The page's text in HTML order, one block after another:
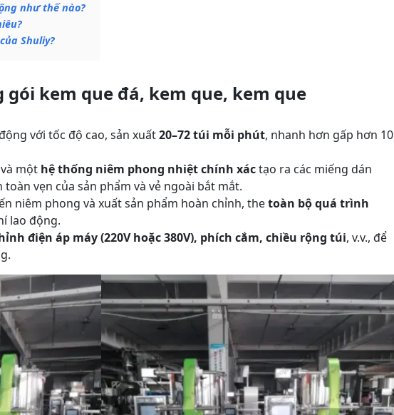
như thế nào?
Shuliy?
kem que đá, kem que, kem que
với tốc độ cao, sản xuất20–72 túi mỗi phút, nhanh hơn gấp hơn 10
một hệ thống niêm phong nhiệt chính xáctạo ra các miếng dán
vẹn của sản phẩm và vẻ ngoài bắt mắt.
niêm phong và xuất sản phẩm hoàn chỉnh, thetoàn bộ quá trình
lao động.
điện áp máy (220V hoặc 380V), phích cắm, chiều rộng túi, v.v., để